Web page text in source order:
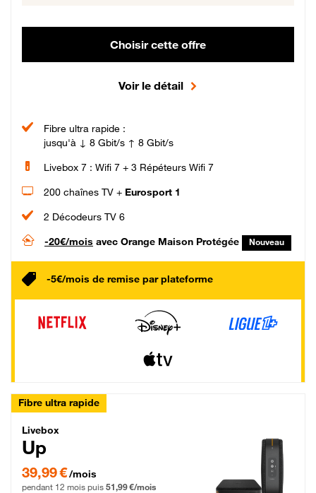
Choisir cette offre
Voir le détail
Fibre ultra rapide :
jusqu'à ↓ 8 Gbit/s ↑ 8 Gbit/s
Livebox 7 : Wifi 7 + 3 Répéteurs Wifi 7
200 chaînes TV + Eurosport 1
2 Décodeurs TV 6
-20€/mois avec Orange Maison Protégée Nouveau
-5€/mois de remise par plateforme
Fibre ultra rapide
Livebox Up Fibre
Livebox
Up
39,99 € par mois pendant 12 mois puis 51,99 € par mois, Engagement 12 mois
39,99 €/mois
pendant 12 mois puis 51,99 €/mois